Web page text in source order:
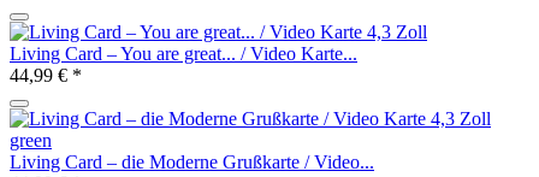
Living Card – You are great... / Video Karte...
44,99 € *
Living Card – die Moderne Grußkarte / Video...